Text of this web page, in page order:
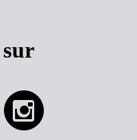
sur